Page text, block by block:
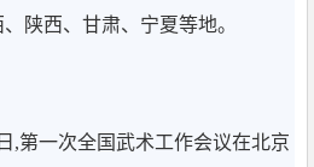
陕西、甘肃、宁夏等地。
,第一次全国武术工作会议在北京